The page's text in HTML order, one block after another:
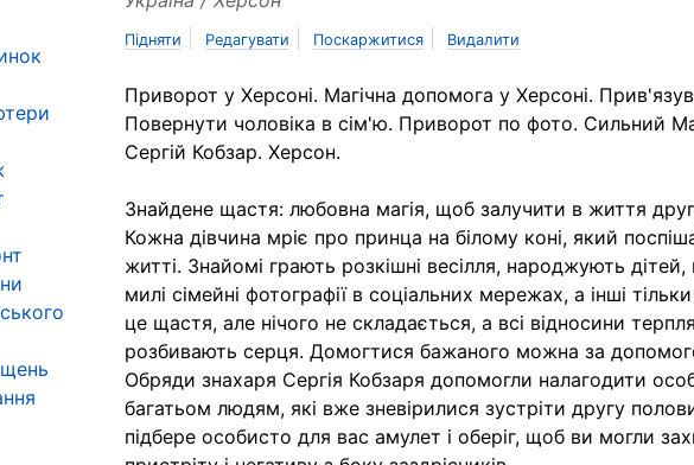
Підняти Редагувати Поскаржитися Видалити
Приворот у Херсоні. Магічна допомога у Херсоні.
Повернути чоловіка в сім'ю. Приворот по фото. Сильний
Сергій Кобзар. Херсон.
Знайдене щастя: любовна магія, щоб залучити в життя
Кожна дівчина мріє про принца на білому коні, який
житті. Знайомі грають розкішні весілля, народжують
милі сімейні фотографії в соціальних мережах, а інші
це щастя, але нічого не складається, а всі відносини
розбивають серця. Домогтися бажаного можна за
Обряди знахаря Сергія Кобзаря допомогли налагодити
багатьом людям, які вже зневірилися зустріти другу
підбере особисто для вас амулет і оберіг, щоб ви могли